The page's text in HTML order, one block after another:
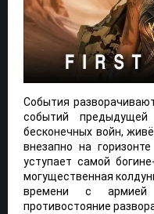
События
событий
бесконечных войн,
внезапно на
уступает самой
могущественная
времени с армией
противостояние